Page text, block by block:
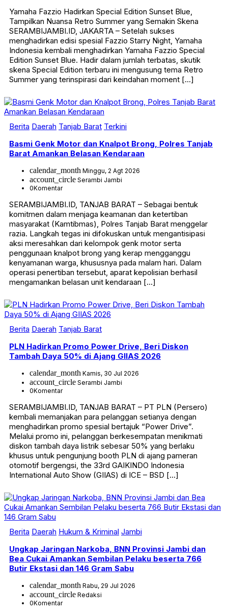
Yamaha Fazzio Hadirkan Special Edition Sunset Blue,
Tampilkan Nuansa Retro Summer yang Semakin Skena
SERAMBIJAMBI.ID, JAKARTA – Setelah sukses
menghadirkan edisi spesial Fazzio Starry Night, Yamaha
Indonesia kembali menghadirkan Yamaha Fazzio Special
Edition Sunset Blue. Hadir dalam jumlah terbatas, skutik
skena Special Edition terbaru ini mengusung tema Retro
Summer yang terinspirasi dari keindahan moment […]
Berita Daerah Tanjab Barat Terkini
Basmi Genk Motor dan Knalpot Brong, Polres Tanjab
Barat Amankan Belasan Kendaraan
calendar_month Minggu, 2 Agt 2026
account_circle Serambi Jambi
0Komentar
SERAMBIJAMBI.ID, TANJAB BARAT – Sebagai bentuk
komitmen dalam menjaga keamanan dan ketertiban
masyarakat (Kamtibmas), Polres Tanjab Barat menggelar
razia. Langkah tegas ini difokuskan untuk mengantisipasi
aksi meresahkan dari kelompok genk motor serta
penggunaan knalpot brong yang kerap mengganggu
kenyamanan warga, khususnya pada malam hari. Dalam
operasi penertiban tersebut, aparat kepolisian berhasil
mengamankan belasan unit kendaraan […]
Berita Daerah Tanjab Barat
PLN Hadirkan Promo Power Drive, Beri Diskon
Tambah Daya 50% di Ajang GIIAS 2026
calendar_month Kamis, 30 Jul 2026
account_circle Serambi Jambi
0Komentar
SERAMBIJAMBI.ID, TANJAB BARAT – PT PLN (Persero)
kembali memanjakan para pelanggan setianya dengan
menghadirkan promo spesial bertajuk “Power Drive”.
Melalui promo ini, pelanggan berkesempatan menikmati
diskon tambah daya listrik sebesar 50% yang berlaku
khusus untuk pengunjung booth PLN di ajang pameran
otomotif bergengsi, the 33rd GAIKINDO Indonesia
International Auto Show (GIIAS) di ICE – BSD […]
Berita Daerah Hukum & Kriminal Jambi
Ungkap Jaringan Narkoba, BNN Provinsi Jambi dan
Bea Cukai Amankan Sembilan Pelaku beserta 766
Butir Ekstasi dan 146 Gram Sabu
calendar_month Rabu, 29 Jul 2026
account_circle Redaksi
0Komentar